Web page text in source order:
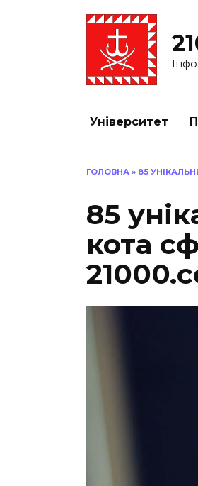
Університет
ГОЛОВНА » 85
85
кота